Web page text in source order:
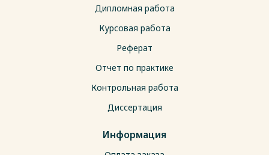
Дипломная работа
Курсовая работа
Реферат
Отчет по практике
Контрольная работа
Диссертация
Информация